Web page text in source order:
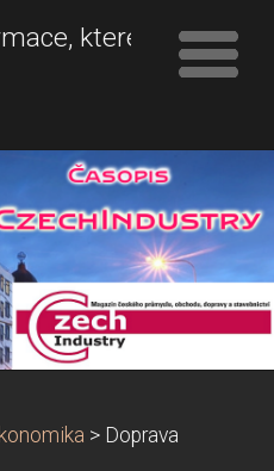
které
> Doprava